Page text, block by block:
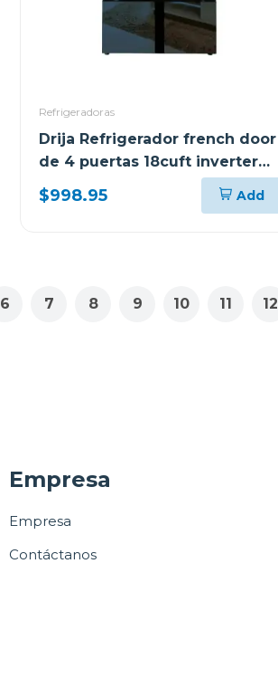
Refrigeradoras
Drija Refrigerador french door
de 4 puertas 18cuft inverter
diseño espejo azul
$998.95 Add
6 7 8 9 10 11 12
Empresa
Empresa
Contáctanos